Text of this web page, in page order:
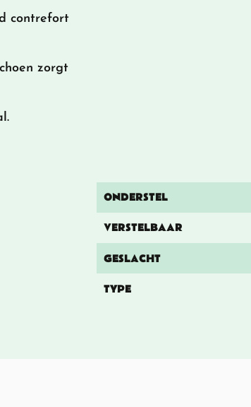
contrefort
zorgt
ONDERSTEL
VERSTELBAAR
GESLACHT
TYPE